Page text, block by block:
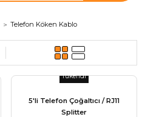
Telefon Köken Kablo
Tükendi
5'li Telefon Çoğaltıcı / RJ11
Splitter